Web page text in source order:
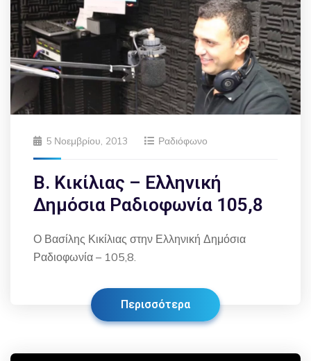
5 Νοεμβρίου, 2013 Ραδιόφωνο
Β. Κικίλιας – Ελληνική
Δημόσια Ραδιοφωνία 105,8
Ο Βασίλης Κικίλιας στην Ελληνική Δημόσια
Ραδιοφωνία – 105,8.
Περισσότερα